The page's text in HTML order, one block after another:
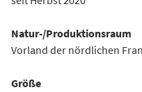
Natur-/Produktionsraum
Vorland der nördlichen
Größe